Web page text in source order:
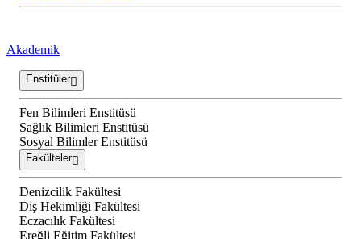
Akademik
Enstitüler
Fen Bilimleri Enstitüsü
Sağlık Bilimleri Enstitüsü
Sosyal Bilimler Enstitüsü
Fakülteler
Denizcilik Fakültesi
Diş Hekimliği Fakültesi
Eczacılık Fakültesi
Ereğli Eğitim Fakültesi